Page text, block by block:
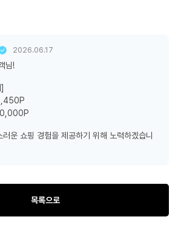
2026.06.17
님!
러운 쇼핑 경험을 제공하기 위해 노력하겠습니
목록으로